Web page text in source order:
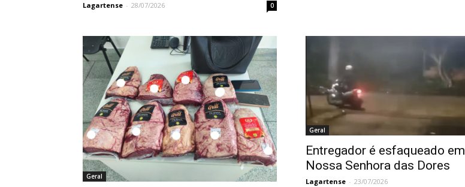
Lagartense - 28/07/2026 0
Geral
Geral
Entregador é esfaqueado em
Nossa Senhora das Dores
Lagartense - 23/07/2026